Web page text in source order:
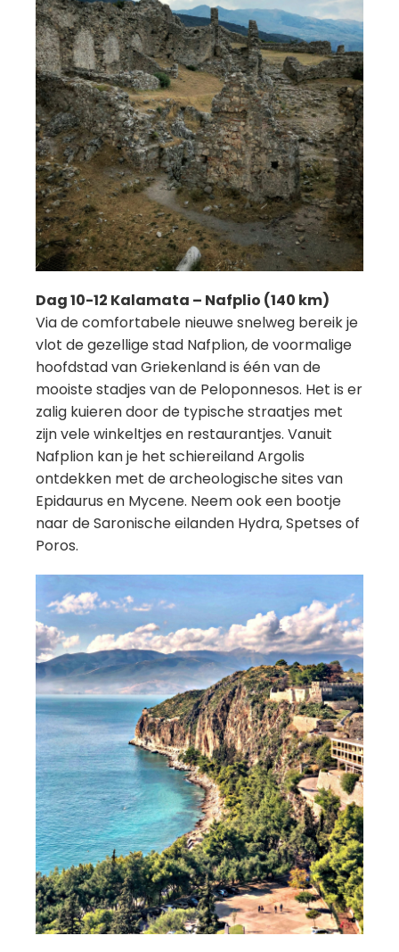
Dag 10-12 Kalamata – Nafplio (140 km)
Via de comfortabele nieuwe snelweg bereik je
vlot de gezellige stad Nafplion, de voormalige
hoofdstad van Griekenland is één van de
mooiste stadjes van de Peloponnesos. Het is er
zalig kuieren door de typische straatjes met
zijn vele winkeltjes en restaurantjes. Vanuit
Nafplion kan je het schiereiland Argolis
ontdekken met de archeologische sites van
Epidaurus en Mycene. Neem ook een bootje
naar de Saronische eilanden Hydra, Spetses of
Poros.